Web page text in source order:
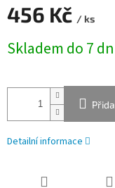
456 Kč / ks
cena:
Skladem do 7
Detailní informace